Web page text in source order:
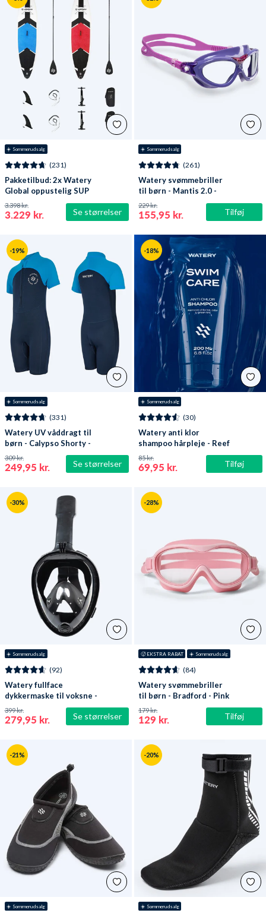
☀️ Sommerudsalg
Se størrelser
(231)
Pakketilbud: 2x Watery
Global oppustelig SUP
PaddleBoard 10'6
3.229 kr.
3.398 kr.
☀️ Sommerudsalg
Tilføj
(261)
Watery svømmebriller
til børn - Mantis 2.0 -
Lilla/klar
155,95 kr.
229 kr.
-19%
☀️ Sommerudsalg
Se størrelser
(331)
Watery UV våddragt til
børn - Calypso Shorty -
Mørkeblå
249,95 kr.
309 kr.
-18%
☀️ Sommerudsalg
Tilføj
(30)
Watery anti klor
shampoo hårpleje - Reef
69,95 kr.
85 kr.
-30%
☀️ Sommerudsalg
Se størrelser
(92)
Watery fullface
dykkermaske til voksne -
Oxygen - Sort
279,95 kr.
399 kr.
🥵 EKSTRA RABAT
-28%
☀️ Sommerudsalg
Tilføj
(84)
Watery svømmebriller
til børn - Bradford - Pink
129 kr.
179 kr.
-21%
☀️ Sommerudsalg
-20%
☀️ Sommerudsalg